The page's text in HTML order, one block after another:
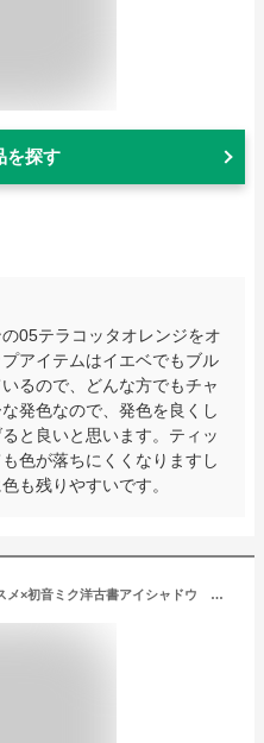
を探す
05テラコッタオレンジをオ
アイテムはイエベでもブル
るので、どんな方でもチャ
発色なので、発色を良くし
と良いと思います。ティッ
色が落ちにくくなりますし
も残りやすいです。
cosme play(コスミィ) 童話コスメ×初音ミク洋古書アイシャドウ 長いお話 （鏡音リン＆鏡音レン）オレンジ系